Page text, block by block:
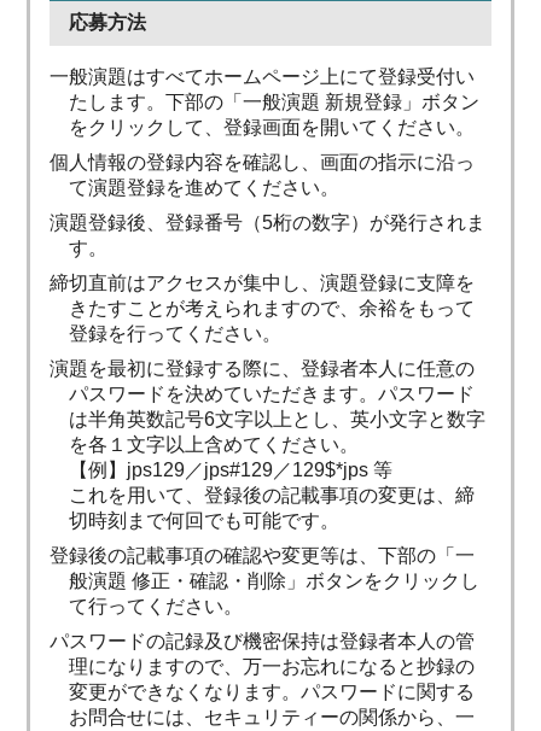
応募方法
一般演題はすべてホームページ上にて登録受付い
たします。下部の「一般演題 新規登録」ボタン
をクリックして、登録画面を開いてください。
個人情報の登録内容を確認し、画面の指示に沿っ
て演題登録を進めてください。
演題登録後、登録番号（5桁の数字）が発行されま
す。
締切直前はアクセスが集中し、演題登録に支障を
きたすことが考えられますので、余裕をもって
登録を行ってください。
演題を最初に登録する際に、登録者本人に任意の
パスワードを決めていただきます。パスワード
は半角英数記号6文字以上とし、英小文字と数字
を各１文字以上含めてください。
【例】jps129／jps#129／129$*jps 等
これを用いて、登録後の記載事項の変更は、締
切時刻まで何回でも可能です。
登録後の記載事項の確認や変更等は、下部の「一
般演題 修正・確認・削除」ボタンをクリックし
て行ってください。
パスワードの記録及び機密保持は登録者本人の管
理になりますので、万一お忘れになると抄録の
変更ができなくなります。パスワードに関する
お問合せには、セキュリティーの関係から、一